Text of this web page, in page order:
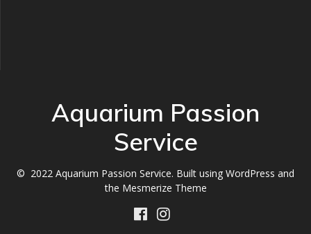
Aquarium Passion
Service
© 2022 Aquarium Passion Service. Built using WordPress and
the Mesmerize Theme